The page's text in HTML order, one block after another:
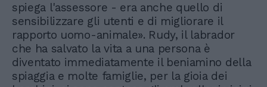
spiega l'assessore - era anche quello di
sensibilizzare gli utenti e di migliorare il
rapporto uomo-animale». Rudy, il labrador
che ha salvato la vita a una persona è
diventato immediatamente il beniamino della
spiaggia e molte famiglie, per la gioia dei